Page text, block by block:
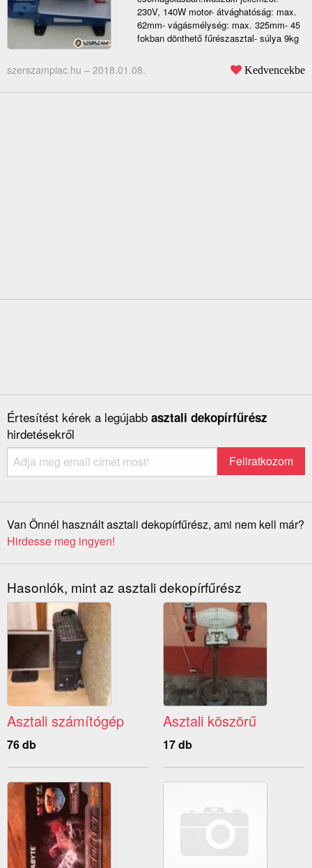
230V, 140W motor- átvághatóság: max.
62mm- vágásmélység: max. 325mm- 45
fokban dönthető fűrészasztal- súlya 9kg
szerszampiac.hu – 2018.01.08. Kedvencekbe
Értesítést kérek a legújabb asztali dekopírfűrész
hirdetésekről
Van Önnél használt asztali dekopírfűrész, ami nem kell már?
Hirdesse meg ingyen!
Hasonlók, mint az asztali dekopírfűrész
Asztali számítógép
76 db
Asztali köszörű
17 db